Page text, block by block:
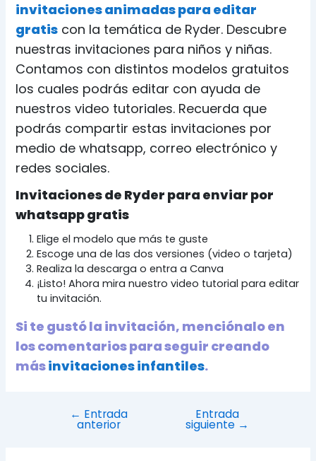
invitaciones animadas para editar
gratis con la temática de Ryder. Descubre
nuestras invitaciones para niños y niñas.
Contamos con distintos modelos gratuitos
los cuales podrás editar con ayuda de
nuestros video tutoriales. Recuerda que
podrás compartir estas invitaciones por
medio de whatsapp, correo electrónico y
redes sociales.
Invitaciones de Ryder para enviar por
whatsapp gratis
Elige el modelo que más te guste
Escoge una de las dos versiones (video o tarjeta)
Realiza la descarga o entra a Canva
¡Listo! Ahora mira nuestro video tutorial para editar
tu invitación.
Si te gustó la invitación, menciónalo en
los comentarios para seguir creando
másinvitaciones infantiles.
Navegación
← Entrada
anterior
Entrada
siguiente →